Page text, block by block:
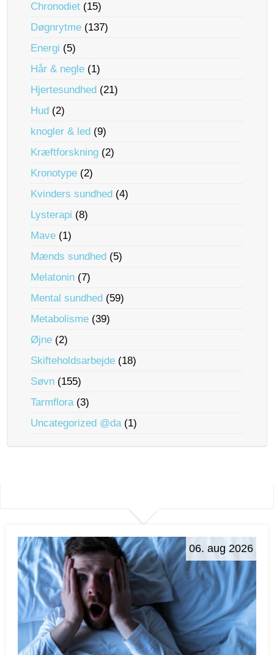
Chronodiet (15)
Døgnrytme (137)
Energi (5)
Hår & negle (1)
Hjertesundhed (21)
Hud (2)
knogler & led (9)
Kræftforskning (2)
Kronotype (2)
Kvinders sundhed (4)
Lysterapi (8)
Mave (1)
Mænds sundhed (5)
Melatonin (7)
Mental sundhed (59)
Metabolisme (39)
Øjne (2)
Skifteholdsarbejde (18)
Søvn (155)
Tarmflora(3)
Uncategorized @da(1)
06. aug 2026